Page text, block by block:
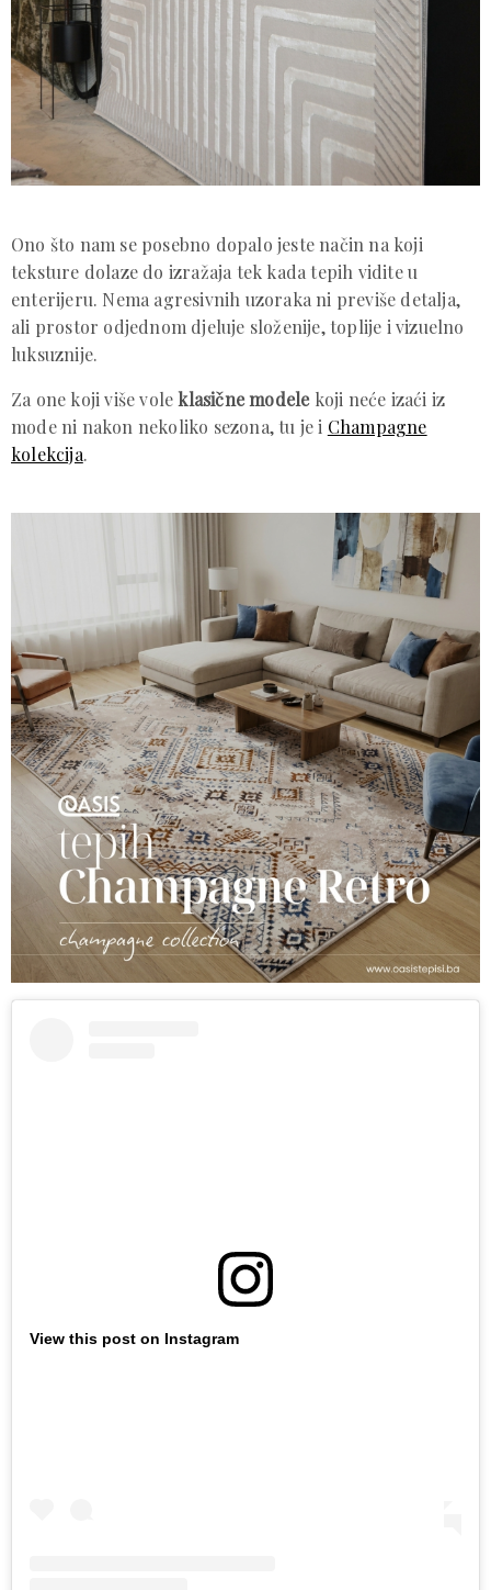
Ono što nam se posebno dopalo jeste način na koji
teksture dolaze do izražaja tek kada tepih vidite u
enterijeru. Nema agresivnih uzoraka ni previše detalja,
ali prostor odjednom djeluje složenije, toplije i vizuelno
luksuznije.
Za one koji više voleklasične modele koji neće izaći iz
mode ni nakon nekoliko sezona, tu je i Champagne
kolekcija.
View this post on Instagram